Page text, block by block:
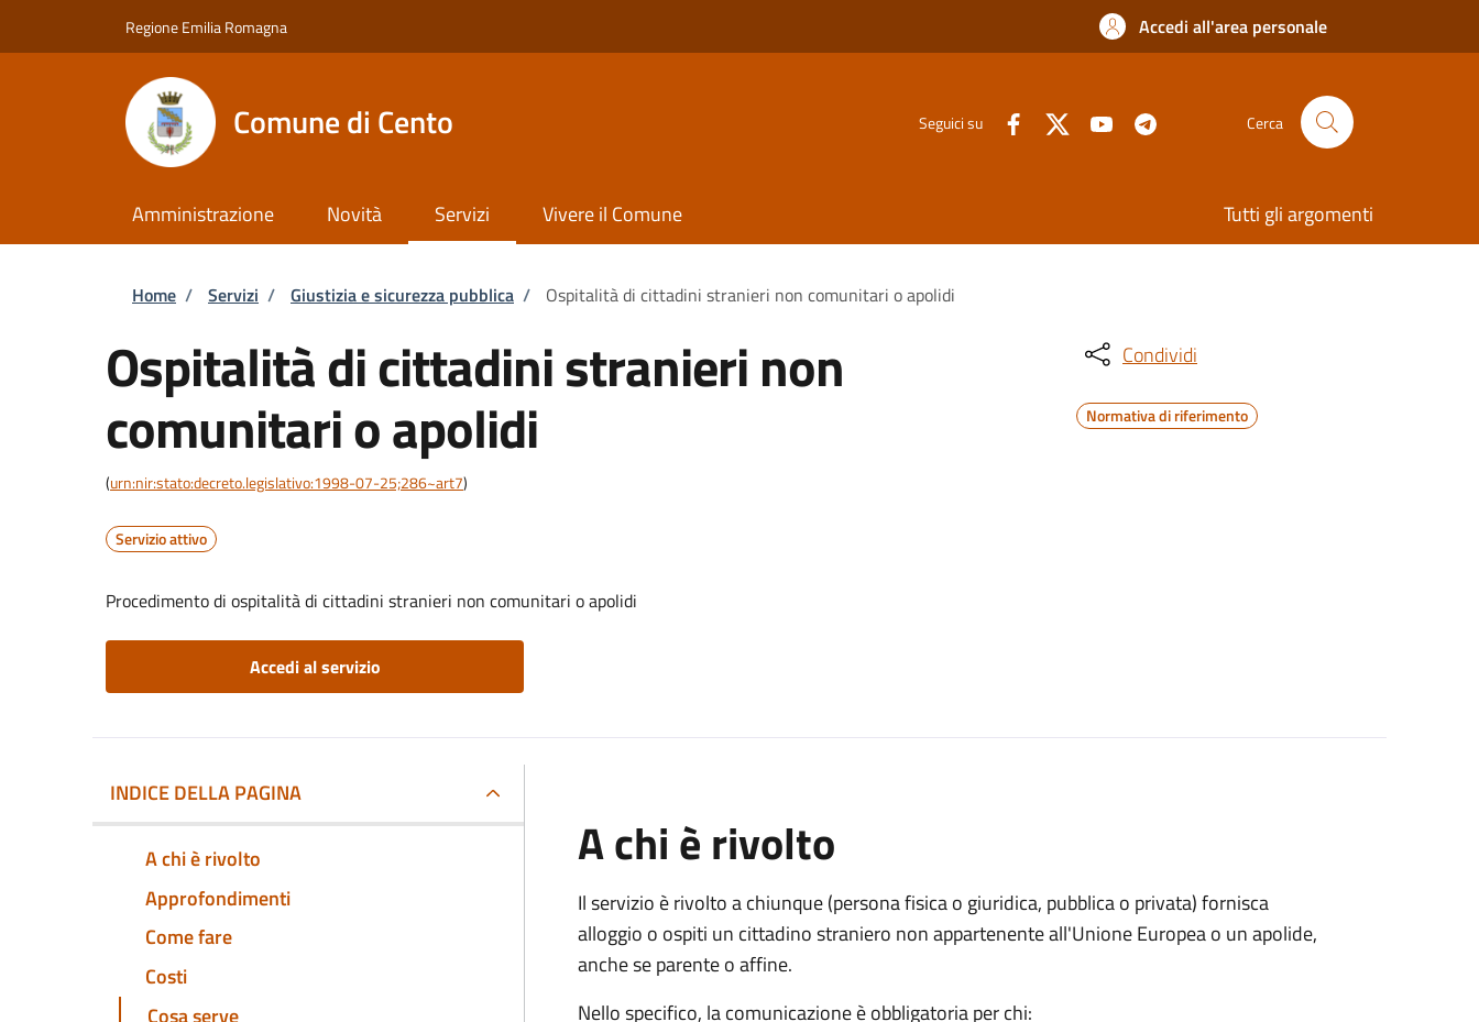
Regione Emilia Romagna Accedi all'area personale
Comune di Cento Seguici su Cerca
Amministrazione Novità Servizi Vivere il Comune Tutti gli argomenti
Briciole di pane
Home / Servizi / Giustizia e sicurezza pubblica / Ospitalità di cittadini stranieri non comunitari o apolidi
Ospitalità di cittadini stranieri non
comunitari o apolidi
(urn:nir:stato:decreto.legislativo:1998-07-25;286~art7)
Servizio attivo
Procedimento di ospitalità di cittadini stranieri non comunitari o apolidi
Accedi al servizio
Condividi
Normativa di riferimento
INDICE DELLA PAGINA
A chi è rivolto
Approfondimenti
Come fare
Costi
Cosa serve
A chi è rivolto
Il servizio è rivolto a chiunque (persona fisica o giuridica, pubblica o privata) fornisca
alloggio o ospiti un cittadino straniero non appartenente all'Unione Europea o un apolide,
anche se parente o affine.
Nello specifico, la comunicazione è obbligatoria per chi: